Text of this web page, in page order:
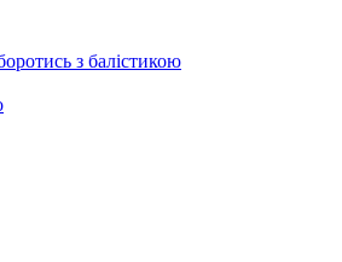
з балістикою